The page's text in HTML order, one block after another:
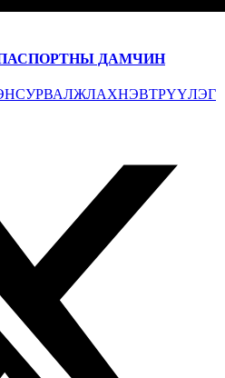
ДАМЧИН
СУРВАЛЖЛАХНЭВТРҮҮЛЭГ